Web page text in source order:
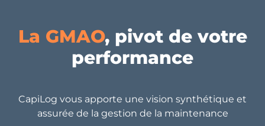
La GMAO, pivot de votre
performance
CapiLog vous apporte une vision synthétique et
assurée de la gestion de la maintenance